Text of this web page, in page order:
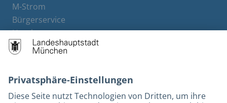
M-Strom
Bürgerservice
Hotels
Barrierefreiheit